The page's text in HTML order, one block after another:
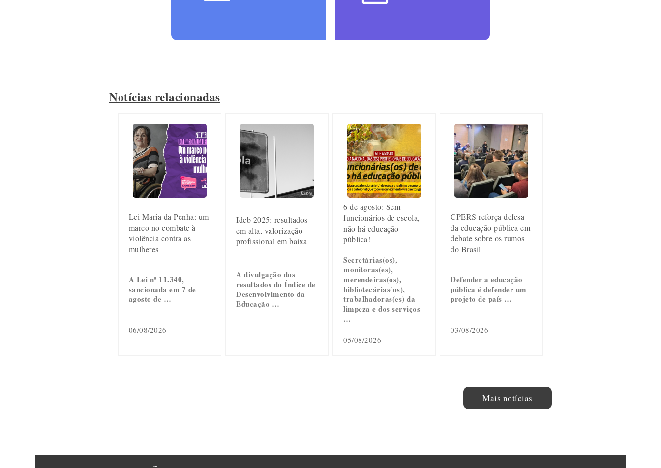
Notícias relacionadas
Lei Maria da Penha: um
marco no combate à
violência contra as
mulheres
A Lei nº 11.340,
sancionada em 7 de
agosto de …
06/08/2026
Ideb 2025: resultados
em alta, valorização
profissional em baixa
A divulgação dos
resultados do Índice de
Desenvolvimento da
Educação …
6 de agosto: Sem
funcionários de escola,
não há educação
pública!
Secretárias(os),
monitoras(es),
merendeiras(os),
bibliotecárias(os),
trabalhadoras(es) da
limpeza e dos serviços
…
05/08/2026
CPERS reforça defesa
da educação pública em
debate sobre os rumos
do Brasil
Defender a educação
pública é defender um
projeto de país …
03/08/2026
Mais notícias